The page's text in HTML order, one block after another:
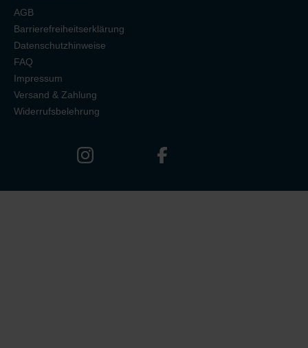
AGB
Barrierefreiheitserklärung
Datenschutzhinweise
FAQ
Impressum
Versand & Zahlung
Widerrufsbelehrung